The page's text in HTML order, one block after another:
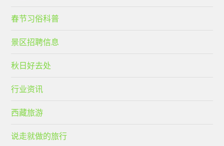
春节习俗科普
景区招聘信息
秋日好去处
行业资讯
西藏旅游
说走就做的旅行